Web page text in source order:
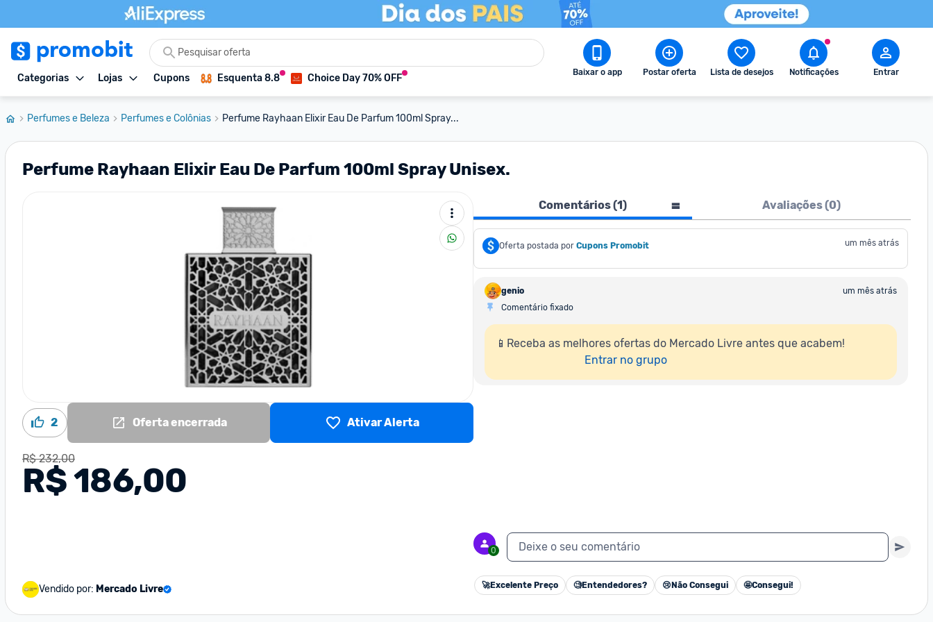
Categorias Lojas Cupons Esquenta 8.8 Choice Day 70% OFF Baixar o app Postar oferta Lista de desejos Notificações Entrar
Perfumes e Beleza Perfumes e Colônias Perfume Rayhaan Elixir Eau De Parfum 100ml Spray...
Perfume Rayhaan Elixir Eau De Parfum 100ml Spray Unisex.
2 Oferta encerrada Ativar Alerta
R$ 232,00
R$ 186,00
Vendido por: Mercado Livre
Comentários (1) Avaliações (0)
Oferta postada por Cupons Promobit um mês atrás
genio
um mês atrás
Comentário fixado
📱Receba as melhores ofertas do Mercado Livre antes que acabem!
Entrar no grupo
0 Deixe o seu comentário
🚀Excelente Preço 🧐Entendedores? 😢 Não Consegui 🤩Consegui!